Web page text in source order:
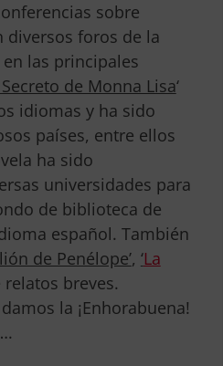
sobre
diversos foros de la
las principales
Secreto de Monna Lisa‘
idiomas y ha sido
países, entre ellos
ha sido
universidades para
de biblioteca de
español. También
de Penélope’, ‘La
relatos breves.
la ¡Enhorabuena!